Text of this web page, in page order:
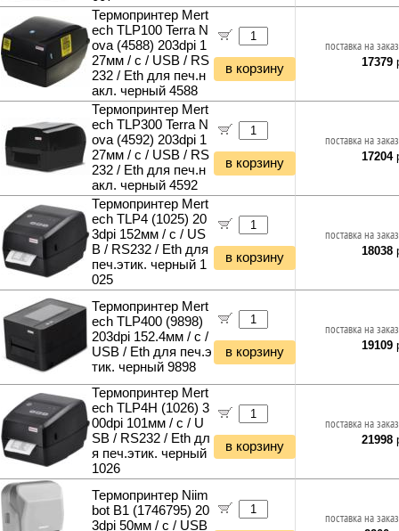
Термопринтер Mert
ech TLP100 Terra N
ova (4588) 203dpi 1
27мм / с / USB / RS
232 / Eth для печ.н
акл. черный 4588
в корзину
поставка на
17379
Термопринтер Mert
ech TLP300 Terra N
ova (4592) 203dpi 1
27мм / с / USB / RS
232 / Eth для печ.н
акл. черный 4592
в корзину
поставка на
17204
Термопринтер Mert
ech TLP4 (1025) 20
3dpi 152мм / с / US
B / RS232 / Eth для
печ.этик. черный 1
025
в корзину
поставка на
18038
Термопринтер Mert
ech TLP400 (9898)
203dpi 152.4мм / с /
USB / Eth для печ.э
тик. черный 9898
в корзину
поставка на
19109
Термопринтер Mert
ech TLP4H (1026) 3
00dpi 101мм / с / U
SB / RS232 / Eth дл
я печ.этик. черный
1026
в корзину
поставка на
21998
Термопринтер Niim
bot B1 (1746795) 20
3dpi 50мм / с / USB
поставка на